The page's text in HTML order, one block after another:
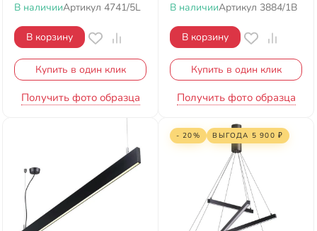
В наличииАртикул 4741/5L
В корзину
Купить в один клик
Получить фото образца
В наличииАртикул 3884/1B
В корзину
Купить в один клик
Получить фото образца
- 20% ВЫГОДА 5 900 ₽